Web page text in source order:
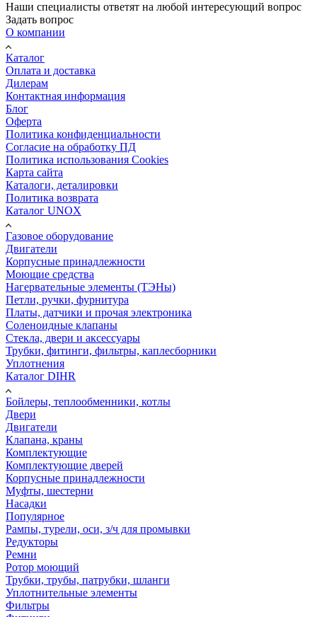
Наши специалисты ответят на любой интересующий вопрос
Задать вопрос
О компании
Каталог
Оплата и доставка
Дилерам
Контактная информация
Блог
Оферта
Политика конфиденциальности
Согласие на обработку ПД
Политика использования Cookies
Карта сайта
Каталоги, деталировки
Политика возврата
Каталог UNOX
Газовое оборудование
Двигатели
Корпусные принадлежности
Моющие средства
Нагервательные элементы (ТЭНы)
Петли, ручки, фурнитура
Платы, датчики и прочая электроника
Соленоидные клапаны
Стекла, двери и аксессуары
Трубки, фитинги, фильтры, каплесборники
Уплотнения
Каталог DIHR
Бойлеры, теплообменники, котлы
Двери
Двигатели
Клапана, краны
Комплектующие
Комплектующие дверей
Корпусные принадлежности
Муфты, шестерни
Насадки
Популярное
Рампы, турели, оси, з/ч для промывки
Редукторы
Ремни
Ротор моющий
Трубки, трубы, патрубки, шланги
Уплотнительные элементы
Фильтры